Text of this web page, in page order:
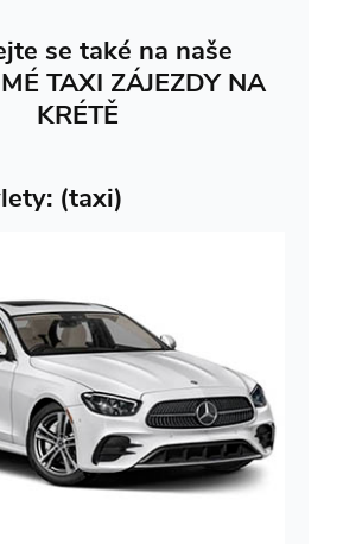
se také na naše
TAXI ZÁJEZDY NA
KRÉTĚ
(taxi)